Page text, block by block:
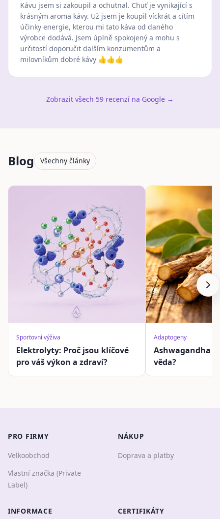
Kávu jsem si zakoupil a ochutnal. Chuť je vynikající s
krásným aroma kávy. Už jsem je koupil víckrát a cítím
účinky energie, kterou mi tato káva od daného
výrobce dodává. Jsem úplně spokojený a mohu s
určitostí doporučit dalším konzumentům a
milovníkům dobré kávy 👍👍👍
Zobrazit všech 59 recenzí na Google →
Blog Všechny články
Sportovní výživa
Elektrolyty: Proč jsou klíčové
pro váš výkon a zdraví?
Adaptogeny
Ashwagandha a
věda?
PRO FIRMY
Velkoobchod
Vlastní značka (Private
Label)
NÁKUP
Doprava a platby
INFORMACE CERTIFIKÁTY